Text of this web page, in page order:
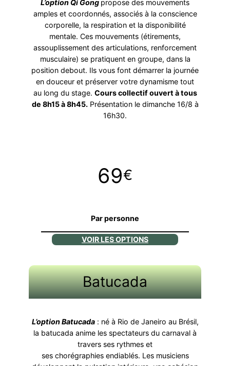
L’option Qi Gong propose des mouvements
amples et coordonnés, associés à la conscience
corporelle, la respiration et la disponibilité
mentale. Ces mouvements (étirements,
assouplissement des articulations, renforcement
musculaire) se pratiquent en groupe, dans la
position debout. Ils vous font démarrer la journée
en douceur et préserver votre dynamisme tout
au long du stage. Cours collectif ouvert à tous
de 8h15 à 8h45.Présentation le dimanche 16/8 à
16h30.
69€
Par personne
VOIR LES OPTIONS
Batucada
L’option Batucada: né à Rio de Janeiro au Brésil,
la batucada anime les spectateurs du carnaval à
travers ses rythmes et
ses chorégraphies endiablés. Les musiciens